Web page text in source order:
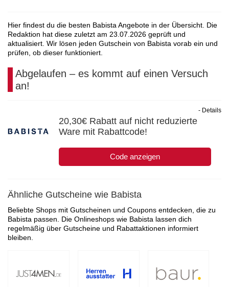
Hier findest du die besten Babista Angebote in der Übersicht. Die
Redaktion hat diese zuletzt am 23.07.2026 geprüft und
aktualisiert. Wir lösen jeden Gutschein von Babista vorab ein und
prüfen, ob dieser funktioniert.
Abgelaufen – es kommt auf einen Versuch
an!
20,30€ Rabatt auf nicht reduzierte
Ware mit Rabattcode!
Code anzeigen
- Details
Ähnliche Gutscheine wie Babista
Beliebte Shops mit Gutscheinen und Coupons entdecken, die zu
Babista passen. Die Onlineshops wie Babista lassen dich
regelmäßig über Gutscheine und Rabattaktionen informiert
bleiben.